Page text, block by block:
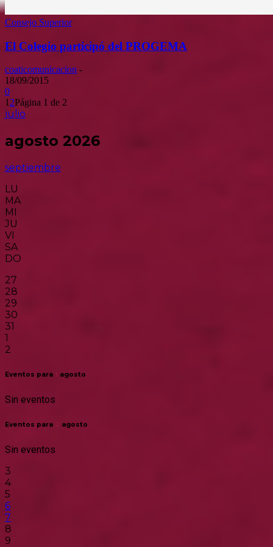
Consejo Superior
El Colegio participó del PROGEMA
coaticomunicacion -
18/09/2015
0
1 2Página 1 de 2
julio
agosto 2026
septiembre
LU
MA
MI
JU
VI
SA
DO
27
28
29
30
31
1
2
Eventos para agosto
Sin eventos
Eventos para agosto
Sin eventos
3
4
5
6
7
8
9